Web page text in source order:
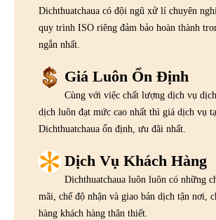
Dichthuatchaua có đội ngũ xử lí chuyên
quy trình ISO riêng đảm bảo hoàn thành
ngắn nhất.
Giá Luôn Ổn Định
Cùng với việc chất lượng dịch vụ
dịch luôn đạt mức cao nhất thì giá dịch vụ
Dichthuatchaua ổn định, ưu đãi nhất.
Dịch Vụ Khách Hàng
Dichthuatchaua luôn luôn có những
mãi, chế độ nhận và giao bản dịch tận nơi,
hàng khách hàng thân thiết.